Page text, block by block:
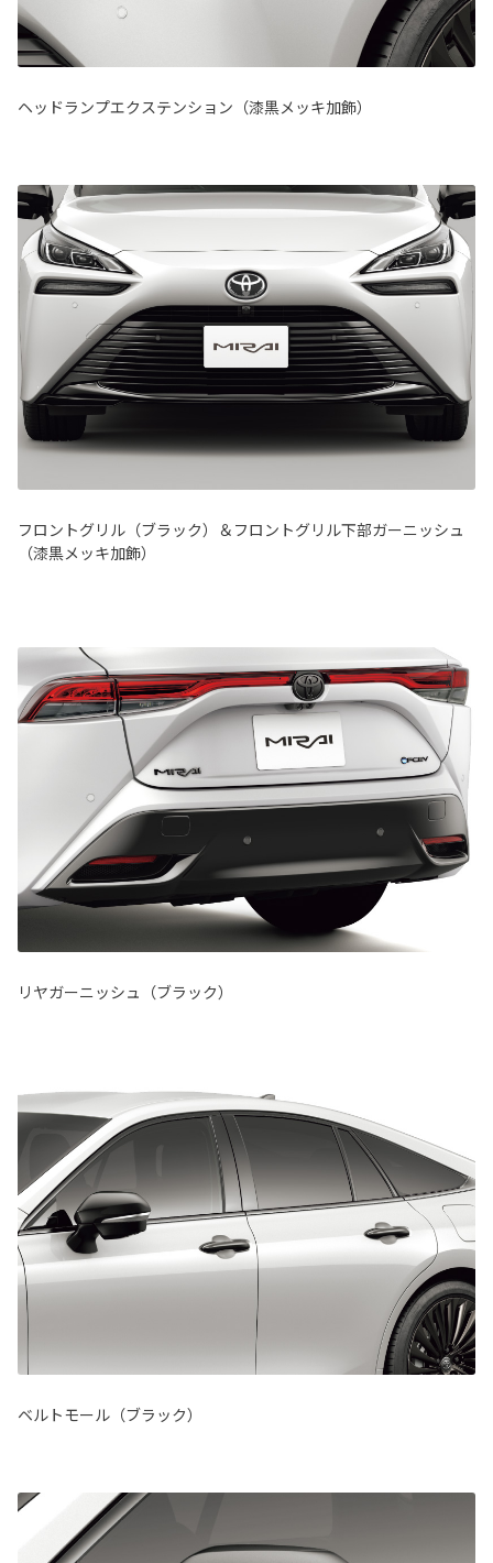
ヘッドランプエクステンション（漆黒メッキ加飾）
フロントグリル（ブラック）＆フロントグリル下部ガーニッシュ
（漆黒メッキ加飾）
リヤガーニッシュ（ブラック）
ベルトモール（ブラック）